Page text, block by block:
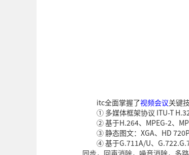
itc全面掌握了视频会议关键
① 多媒体框架协议 ITU-T
② 基于H.264、MPEG-2、
③ 静态图文：XGA、HD
④ 基于G.711A/U、